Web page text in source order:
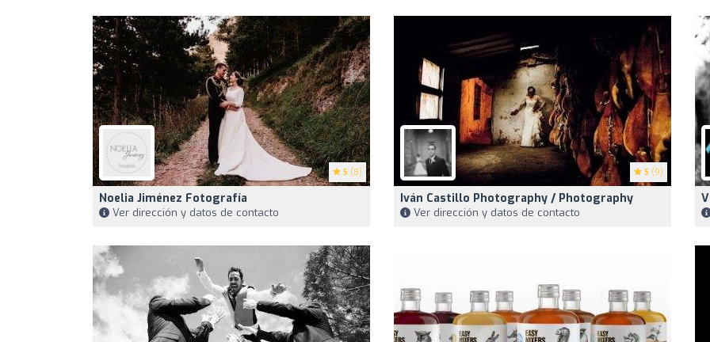
5 (8)
Noelia Jiménez Fotografía
Ver dirección y datos de contacto
5 (9)
Iván Castillo Photography / Photography
Ver dirección y datos de contacto